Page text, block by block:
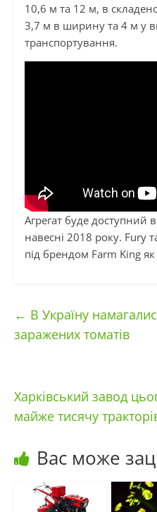
10,6 м та 12 м, в
3,7 м в ширину та 4 м у
транспортування.
Агрегат буде доступний
навесні 2018 року. Fury
під брендом Farm King
← В Україну
заражених томатів
Харківський завод
майже тисячу
Вас може